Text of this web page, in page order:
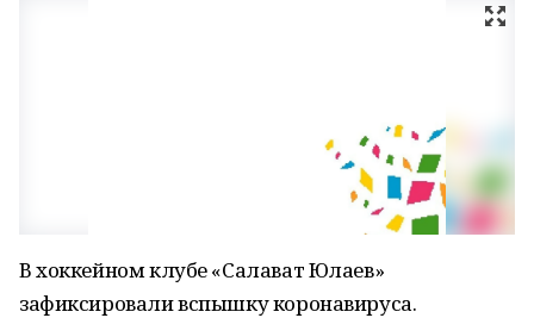
В хоккейном клубе «Салават Юлаев»
зафиксировали вспышку коронавируса.